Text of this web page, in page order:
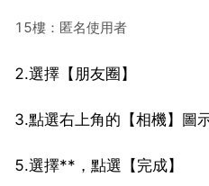
15樓：匿名使用者
2.選擇【朋友圈】
3.點選右上角的【相機】圖
5.選擇**，點選【完成】